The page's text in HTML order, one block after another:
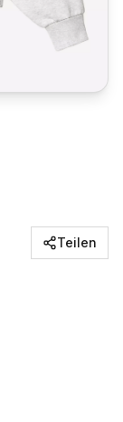
Teilen